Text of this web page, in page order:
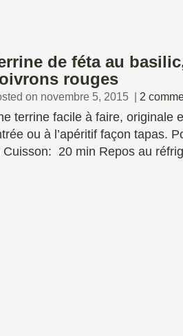
de féta au
rouges
on novembre 5, 2015 | 2
terrine facile à faire, originale
ou à l’apéritif façon tapas.
20 min Repos au